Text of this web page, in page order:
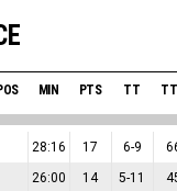
MIN PTS TT
28:16 17 6-9
26:00 14 5-11